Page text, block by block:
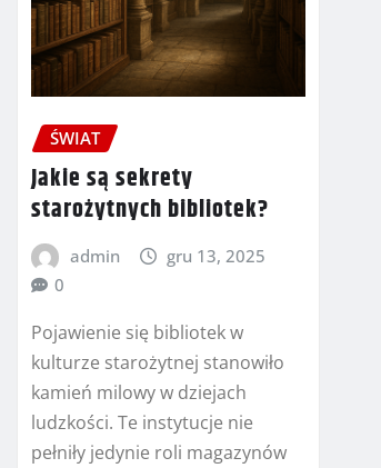
ŚWIAT
Jakie są sekrety
starożytnych bibliotek?
admin
gru 13, 2025
0
Pojawienie się bibliotek w
kulturze starożytnej stanowiło
kamień milowy w dziejach
ludzkości. Te instytucje nie
pełniły jedynie roli magazynów